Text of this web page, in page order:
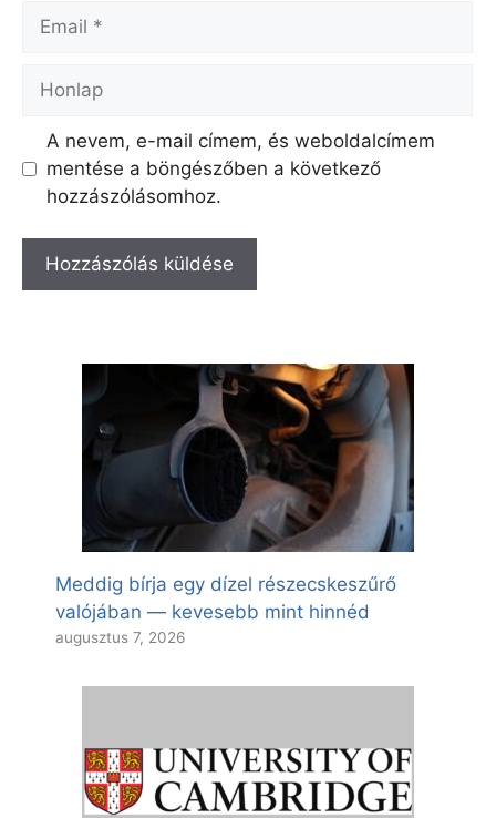
A nevem, e-mail címem, és weboldalcímem
mentése a böngészőben a következő
hozzászólásomhoz.
Meddig bírja egy dízel részecskeszűrő
valójában — kevesebb mint hinnéd
augusztus 7, 2026